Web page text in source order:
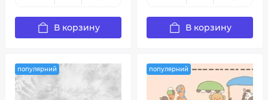
В корзину В корзину
популярний популярний